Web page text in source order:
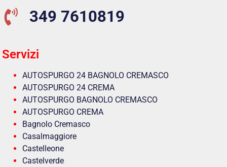
349 7610819
Servizi
AUTOSPURGO 24 BAGNOLO CREMASCO
AUTOSPURGO 24 CREMA
AUTOSPURGO BAGNOLO CREMASCO
AUTOSPURGO CREMA
Bagnolo Cremasco
Casalmaggiore
Castelleone
Castelverde